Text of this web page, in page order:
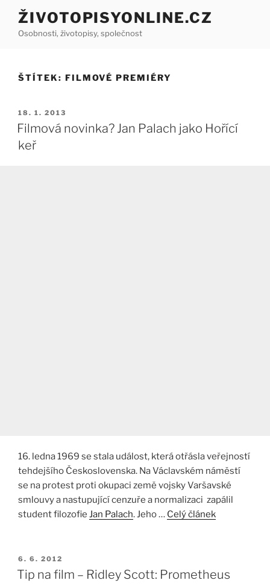
Přejít
obsahu
ŽIVOTOPISYONLINE.CZ
Osobnosti, životopisy, společnost
ŠTÍTEK: FILMOVÉ PREMIÉRY
PUBLIKOVÁNO
18. 1. 2013
Filmová novinka? Jan Palach jako Hořící
keř
16. ledna 1969 se stala událost, která otřásla veřejností
tehdejšího Československa. Na Václavském náměstí
se na protest proti okupaci země vojsky Varšavské
smlouvy a nastupující cenzuře a normalizaci zapálil
student filozofie Jan Palach. Jeho … Celý článek
PUBLIKOVÁNO
6. 6. 2012
Tip na film – Ridley Scott: Prometheus